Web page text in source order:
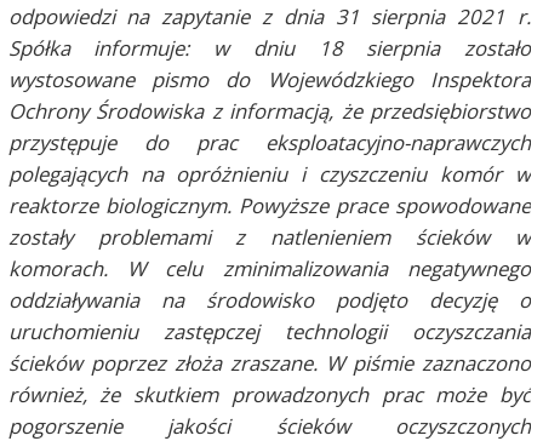
odpowiedzi na zapytanie z dnia 31 sierpnia 2021 r.
Spółka informuje: w dniu 18 sierpnia zostało
wystosowane pismo do Wojewódzkiego Inspektora
Ochrony Środowiska z informacją, że przedsiębiorstwo
przystępuje do prac eksploatacyjno-naprawczych
polegających na opróżnieniu i czyszczeniu komór w
reaktorze biologicznym. Powyższe prace spowodowane
zostały problemami z natlenieniem ścieków w
komorach. W celu zminimalizowania negatywnego
oddziaływania na środowisko podjęto decyzję o
uruchomieniu zastępczej technologii oczyszczania
ścieków poprzez złoża zraszane. W piśmie zaznaczono
również, że skutkiem prowadzonych prac może być
pogorszenie jakości ścieków oczyszczonych